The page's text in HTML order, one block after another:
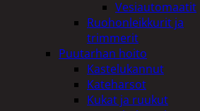
Vesiautomaatit
Ruohonleikkurit ja
trimmerit
Puutarhan hoito
Kastelukannut
Kateharsot
Kukat ja ruukut